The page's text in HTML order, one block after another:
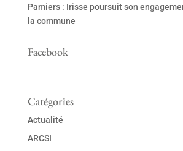
Pamiers : Irisse poursuit son
la commune
Facebook
Catégories
Actualité
ARCSI